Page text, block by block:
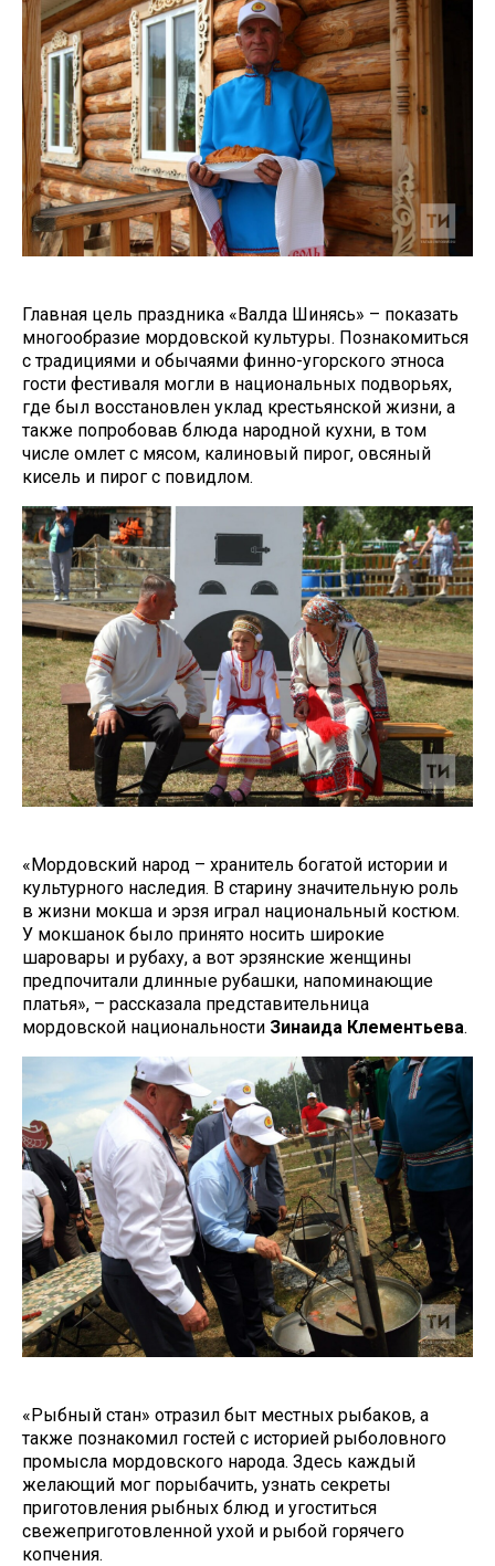
Главная цель праздника «Валда Шинясь» – показать
многообразие мордовской культуры. Познакомиться
с традициями и обычаями финно-угорского этноса
гости фестиваля могли в национальных подворьях,
где был восстановлен уклад крестьянской жизни, а
также попробовав блюда народной кухни, в том
числе омлет с мясом, калиновый пирог, овсяный
кисель и пирог с повидлом.
«Мордовский народ – хранитель богатой истории и
культурного наследия. В старину значительную роль
в жизни мокша и эрзя играл национальный костюм.
У мокшанок было принято носить широкие
шаровары и рубаху, а вот эрзянские женщины
предпочитали длинные рубашки, напоминающие
платья», – рассказала представительница
мордовской национальности Зинаида Клементьева.
«Рыбный стан» отразил быт местных рыбаков, а
также познакомил гостей с историей рыболовного
промысла мордовского народа. Здесь каждый
желающий мог порыбачить, узнать секреты
приготовления рыбных блюд и угоститься
свежеприготовленной ухой и рыбой горячего
копчения.